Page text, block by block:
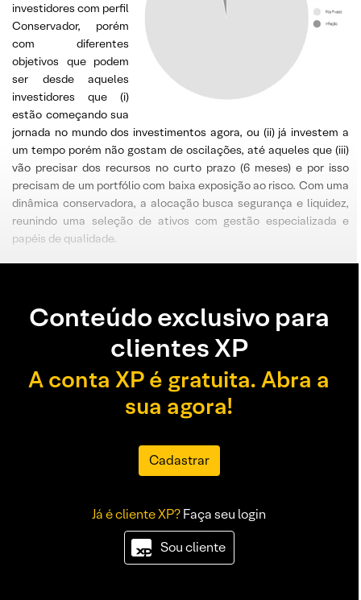
investidores com perfil
Conservador, porém
com diferentes
objetivos que podem
ser desde aqueles
investidores que (i)
estão começando sua
jornada no mundo dos investimentos agora, ou (ii) já investem a
um tempo porém não gostam de oscilações, até aqueles que (iii)
vão precisar dos recursos no curto prazo (6 meses) e por isso
precisam de um portfólio com baixa exposição ao risco. Com uma
dinâmica conservadora, a alocação busca segurança e liquidez,
reunindo uma seleção de ativos com gestão especializada e
papéis de qualidade.
Conteúdo exclusivo para
clientes XP
A conta XP é gratuita. Abra a
sua agora!
Cadastrar
Já é cliente XP?Faça seu login
Sou cliente